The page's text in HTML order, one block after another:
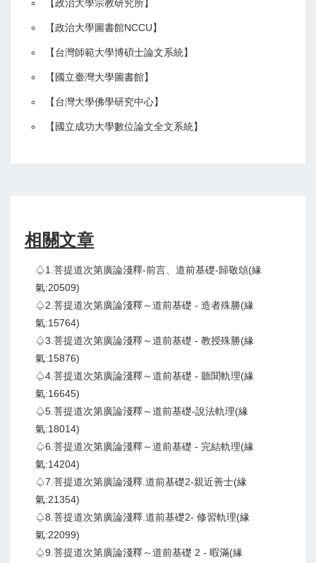
【政治大學宗教研究所】
【政治大學圖書館NCCU】
【台灣師範大學博碩士論文系統】
【 國立臺灣大學圖書館】
【台灣大學佛學研究中心】
【 國立成功大學數位論文全文系統】
相關文章
♤1.菩提道次第廣論淺釋-前言、道前基礎-歸敬頌(緣
氣:20509)
♤2.菩提道次第廣論淺釋～道前基礎 - 造者殊勝(緣
氣:15764)
♤3.菩提道次第廣論淺釋～道前基礎 - 教授殊勝(緣
氣:15876)
♤4.菩提道次第廣論淺釋～道前基礎 - 聽聞軌理(緣
氣:16645)
♤5.菩提道次第廣論淺釋～道前基礎-說法軌理(緣
氣:18014)
♤6.菩提道次第廣論淺釋～道前基礎 - 完結軌理(緣
氣:14204)
♤7.菩提道次第廣論淺釋.道前基礎2-親近善士(緣
氣:21354)
♤8.菩提道次第廣論淺釋.道前基礎2- 修習軌理(緣
氣:22099)
♤9.菩提道次第廣論淺釋～道前基礎 2 - 暇滿(緣